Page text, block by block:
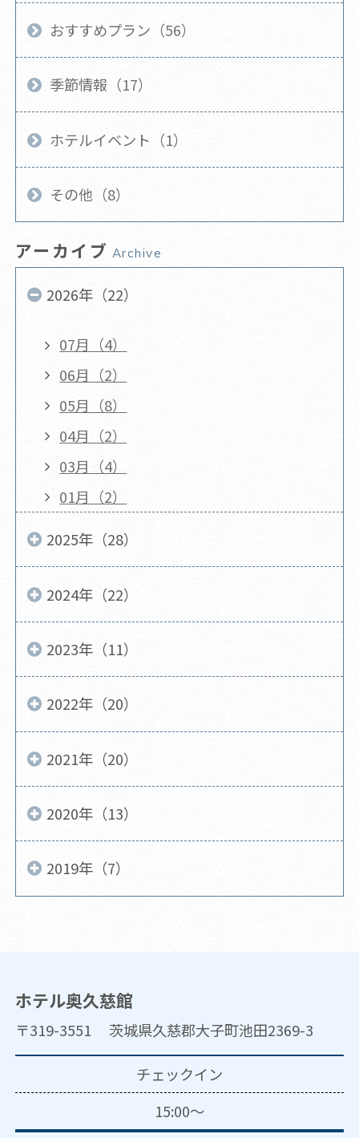
おすすめプラン（56）
季節情報（17）
ホテルイベント（1）
その他（8）
アーカイブ Archive
2026年（22）
07月（4）
06月（2）
05月（8）
04月（2）
03月（4）
01月（2）
2025年（28）
2024年（22）
2023年（11）
2022年（20）
2021年（20）
2020年（13）
2019年（7）
ホテル奥久慈館
〒319-3551 茨城県久慈郡大子町池田2369-3
チェックイン
15:00～